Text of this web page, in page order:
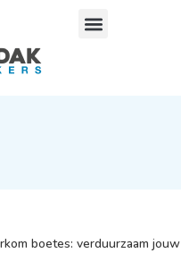
boetes: verduurzaam jouw